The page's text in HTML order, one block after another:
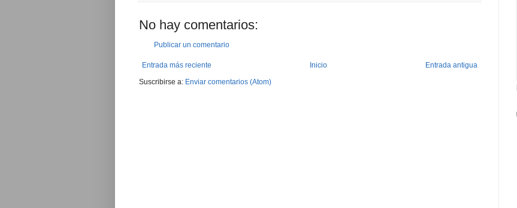
No hay comentarios:
Publicar un comentario
Entrada más reciente Entrada antigua
Inicio
Suscribirse a: Enviar comentarios (Atom)